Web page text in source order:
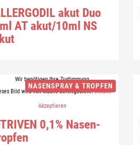
akut Duo
AT akut/10ml NS
NASENSPRAY & TROPFEN
Wir benötigen Ihre Zustimmung
Bild wird von Mauve bereitgestellt.Details
Akzeptieren
0,1% Na­sen­